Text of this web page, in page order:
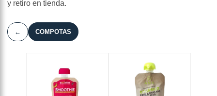
y retiro en tienda.
← COMPOTAS